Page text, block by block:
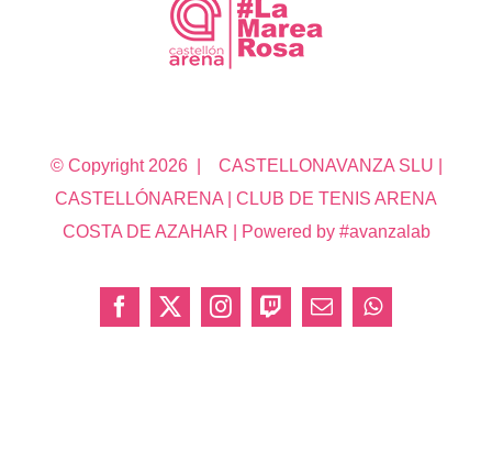
© Copyright 2026 | CASTELLONAVANZA SLU |
CASTELLÓNARENA | CLUB DE TENIS ARENA
COSTA DE AZAHAR | Powered by #avanzalab
Facebook
X InstagramTwitchCorreoWhatsApp